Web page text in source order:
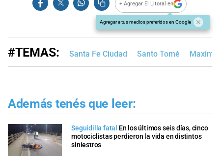
+ Agregar El Litoral en
Agregar a tus medios preferidos en Google
#TEMAS: Santa Fe Ciudad Santo Tomé
Además tenés que leer:
Seguidilla fatal En los últimos seis días, cinco
motociclistas perdieron la vida en distintos
siniestros